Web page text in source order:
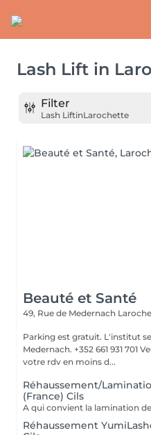
Lash Lift in
Filter
Lash LiftinLarochette
Beauté et Santé
49, Rue de Medernach
Parking est gratuit. L'institut
Medernach. +352 661 931 701 Veuillez noter que si vous annulez
votre rdv en moins d...
Réhaussement/
(France) Cils
Réhaussement